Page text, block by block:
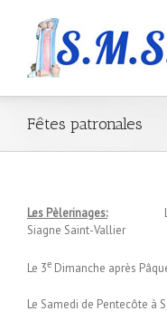
Fêtes patronales
Les Pèlerinages:Le
Siagne Saint-Vallier
Le 3e Dimanche après
Le Samedi de Pentecôte à